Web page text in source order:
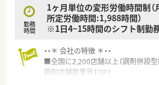
や月5万円の家賃補助が適用される
です。
■週休2日制で年間休日は117日前後
の平均消化日数も14日以上とワー
いです。
勤務
時間
1ヶ月単位の変形労働時間制
所定労働時間:1,988時間）
※1日4~15時間のシフト制勤務
・・＊ 会社の特徴 ＊・・
■全国に2,200店舗以上（調剤併設
調剤店舗数業界TOP！